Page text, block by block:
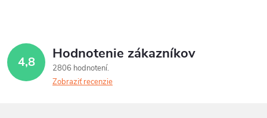
4,8 Hodnotenie zákazníkov
2806 hodnotení
Zobraziť recenzie